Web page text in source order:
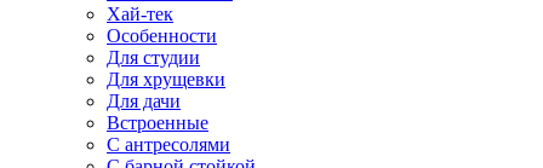
Хай-тек
Особенности
Для студии
Для хрущевки
Для дачи
Встроенные
С антресолями